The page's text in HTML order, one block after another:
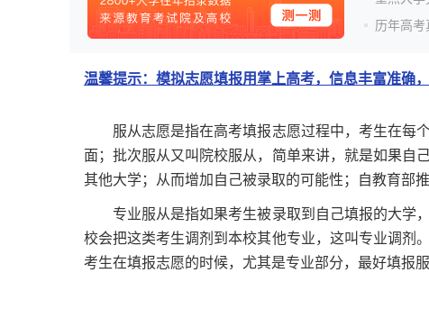
历年高考
温馨提示：模拟志愿填报用掌上高考，信息丰富准确
服从志愿是指在高考填报志愿过程中，考生在每个
面；批次服从又叫院校服从，简单来讲，就是如果自
其他大学；从而增加自己被录取的可能性；自教育部
专业服从是指如果考生被录取到自己填报的大学
校会把这类考生调剂到本校其他专业，这叫专业调剂
考生在填报志愿的时候，尤其是专业部分，最好填报服